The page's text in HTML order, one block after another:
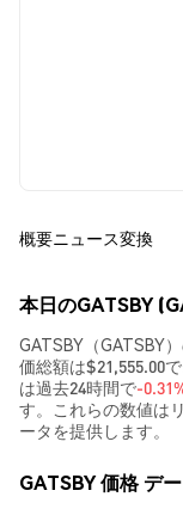
概要ニュース変換
本日のGATSBY
GATSBY（GATSBY
価総額は$21,555.00
は過去24時間で-
す。これらの数値は
ータを提供します。
GATSBY 価格 デ